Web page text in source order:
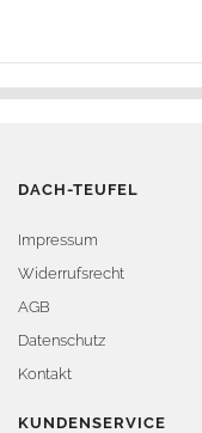
DACH-TEUFEL
Impressum
Widerrufsrecht
AGB
Datenschutz
Kontakt
KUNDENSERVICE